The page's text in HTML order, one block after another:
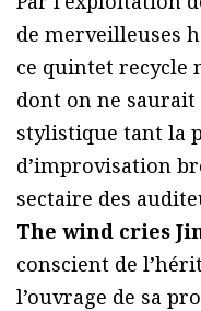
de merveilleuses
ce quintet recycle
dont on ne saurait
stylistique tant la
d’improvisation
sectaire des
The wind cries
conscient de
l’ouvrage de sa